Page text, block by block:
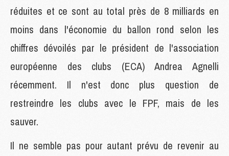
réduites et ce sont au total près de 8 milliards en
moins dans l'économie du ballon rond selon les
chiffres dévoilés par le président de l'association
européenne des clubs (ECA) Andrea Agnelli
récemment. Il n'est donc plus question de
restreindre les clubs avec le FPF, mais de les
sauver.
Il ne semble pas pour autant prévu de revenir au